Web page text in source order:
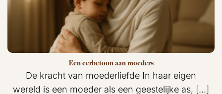
Een eerbetoon aan moeders
De kracht van moederliefde In haar eigen
wereld is een moeder als een geestelijke as, [...]